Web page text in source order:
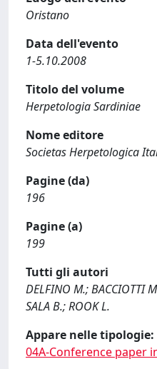
Oristano
Data dell'evento
1-5.10.2008
Titolo del volume
Herpetologia Sardiniae
Nome editore
Societas Herpetologica
Pagine (da)
196
Pagine (a)
199
Tutti gli autori
DELFINO M.; BACCIOTTI
SALA B.; ROOK L.
Appare nelle tipologie:
04A-Conference paper